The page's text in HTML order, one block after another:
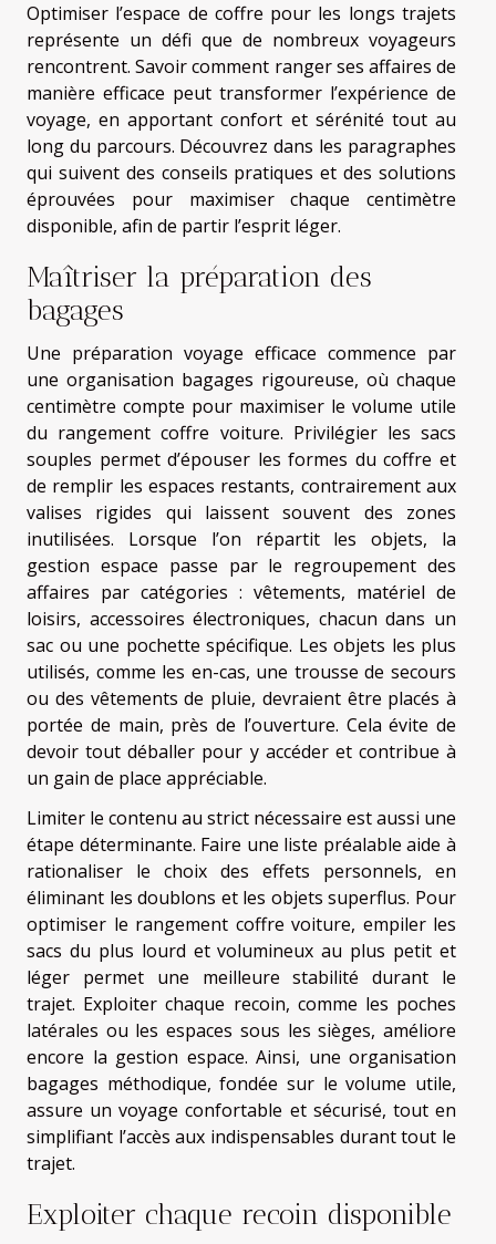
Optimiser l’espace de coffre pour les longs trajets
représente un défi que de nombreux voyageurs
rencontrent. Savoir comment ranger ses affaires de
manière efficace peut transformer l’expérience de
voyage, en apportant confort et sérénité tout au
long du parcours. Découvrez dans les paragraphes
qui suivent des conseils pratiques et des solutions
éprouvées pour maximiser chaque centimètre
disponible, afin de partir l’esprit léger.
Maîtriser la préparation des
bagages
Une préparation voyage efficace commence par
une organisation bagages rigoureuse, où chaque
centimètre compte pour maximiser le volume utile
du rangement coffre voiture. Privilégier les sacs
souples permet d’épouser les formes du coffre et
de remplir les espaces restants, contrairement aux
valises rigides qui laissent souvent des zones
inutilisées. Lorsque l’on répartit les objets, la
gestion espace passe par le regroupement des
affaires par catégories : vêtements, matériel de
loisirs, accessoires électroniques, chacun dans un
sac ou une pochette spécifique. Les objets les plus
utilisés, comme les en-cas, une trousse de secours
ou des vêtements de pluie, devraient être placés à
portée de main, près de l’ouverture. Cela évite de
devoir tout déballer pour y accéder et contribue à
un gain de place appréciable.
Limiter le contenu au strict nécessaire est aussi une
étape déterminante. Faire une liste préalable aide à
rationaliser le choix des effets personnels, en
éliminant les doublons et les objets superflus. Pour
optimiser le rangement coffre voiture, empiler les
sacs du plus lourd et volumineux au plus petit et
léger permet une meilleure stabilité durant le
trajet. Exploiter chaque recoin, comme les poches
latérales ou les espaces sous les sièges, améliore
encore la gestion espace. Ainsi, une organisation
bagages méthodique, fondée sur le volume utile,
assure un voyage confortable et sécurisé, tout en
simplifiant l’accès aux indispensables durant tout le
trajet.
Exploiter chaque recoin disponible